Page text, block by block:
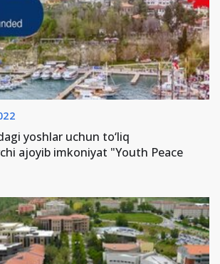
yoshlar uchun to‘liq
ajoyib imkoniyat "Youth Peace